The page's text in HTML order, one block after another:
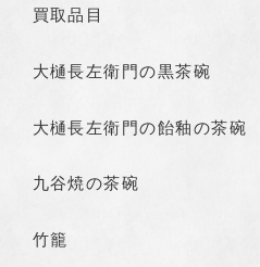
フリーダイヤル
antique shop樹
11:00～17:00
買取品目
大樋長左衛門の黒茶碗
大樋長左衛門の飴釉の茶碗
九谷焼の茶碗
竹籠